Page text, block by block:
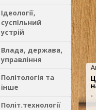
Ідеології,
суспільний
устрій
Влада, держава,
управління
Політологія та
інше
Політ.технології
..